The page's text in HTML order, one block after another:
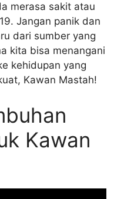
merasa sakit atau
Jangan panik dan
dari sumber yang
kita bisa menangani
kehidupan yang
Kawan Mastah!
Kawan